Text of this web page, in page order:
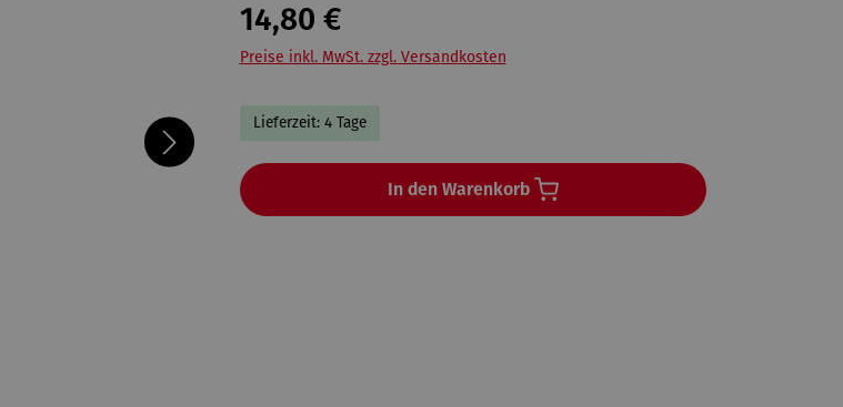
14,80 €
Preise inkl. MwSt. zzgl. Versandkosten
Lieferzeit: 4 Tage
In den Warenkorb